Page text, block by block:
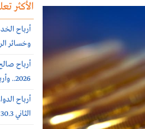
الأكثر
وخسائر الربع
2026.. وأرباح الربع الثانى 6.4 مليون ريال (-64%)
الثاني 30.3 مليون ريال (-65%)